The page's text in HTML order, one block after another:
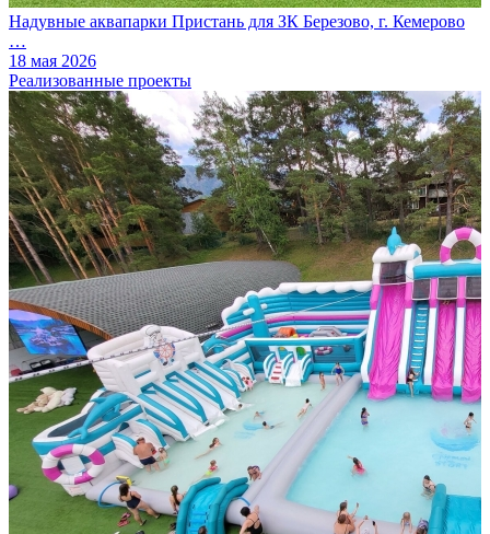
Надувные аквапарки Пристань для ЗК Березово, г. Кемерово
…
18 мая 2026
Реализованные проекты